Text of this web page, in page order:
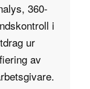
360-
i
ur
av